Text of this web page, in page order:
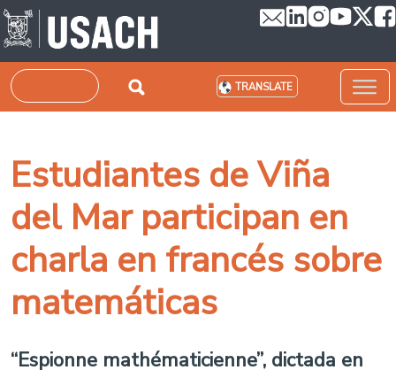
Skip to main content
Search TRANSLATE
Estudiantes de Viña
del Mar participan en
charla en francés sobre
matemáticas
“Espionne mathématicienne”, dictada en